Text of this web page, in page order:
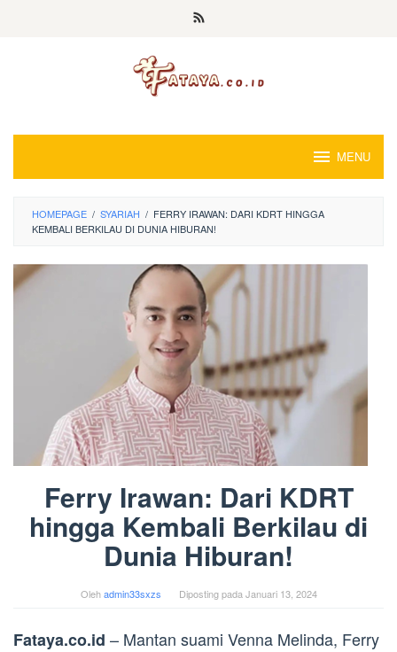
MENU
HOMEPAGE / SYARIAH / FERRY IRAWAN: DARI KDRT HINGGA
KEMBALI BERKILAU DI DUNIA HIBURAN!
Ferry Irawan: Dari KDRT
hingga Kembali Berkilau di
Dunia Hiburan!
Olehadmin33sxzs Diposting pada Januari 13, 2024
Fataya.co.id – Mantan suami Venna Melinda, Ferry